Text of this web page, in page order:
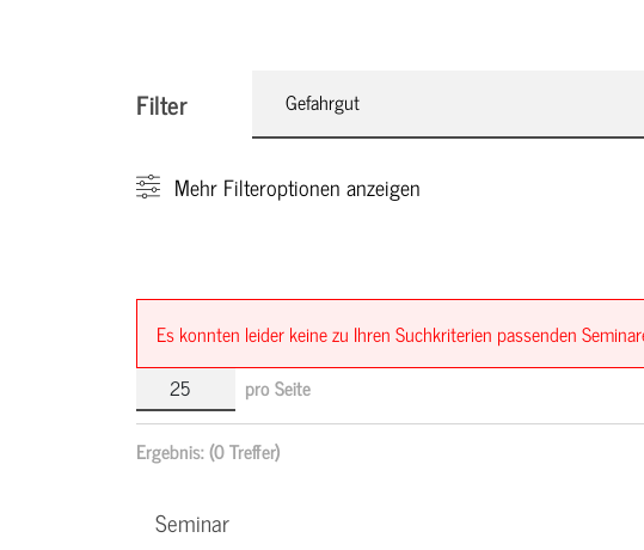
Filter Gefahrgut
Mehr Filteroptionen anzeigen
Es konnten leider keine zu Ihren Suchkriterien passenden
pro Seite
Ergebnis:(0 Treffer)
Seminar